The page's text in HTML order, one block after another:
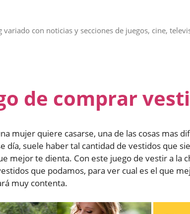
variado con noticias y secciones de juegos, cine,
de comprar
mujer quiere casarse, una de las cosas mas
día, suele haber tal cantidad de vestidos que
mejor te dienta. Con este juego de vestir a la
que podamos, para ver cual es el que
muy contenta.